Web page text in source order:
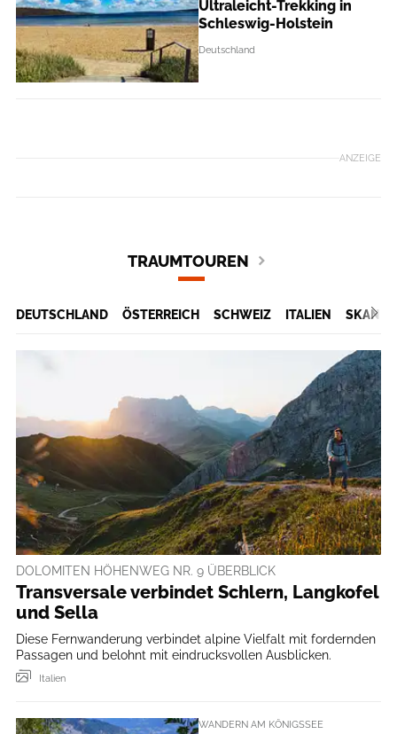
Ultraleicht-Trekking in
Schleswig-Holstein
Deutschland
ANZEIGE
TRAUMTOUREN
DEUTSCHLAND ÖSTERREICH SCHWEIZ ITALIEN
DOLOMITEN HÖHENWEG NR. 9 ÜBERBLICK
Transversale verbindet Schlern, Langkofel
und Sella
Diese Fernwanderung verbindet alpine Vielfalt mit fordernden
Passagen und belohnt mit eindrucksvollen Ausblicken.
Italien
WANDERN AM KÖNIGSSEE